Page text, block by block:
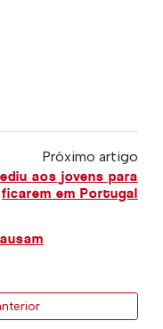
Próximo artigo
aos jovens para
ficarem em Portugal